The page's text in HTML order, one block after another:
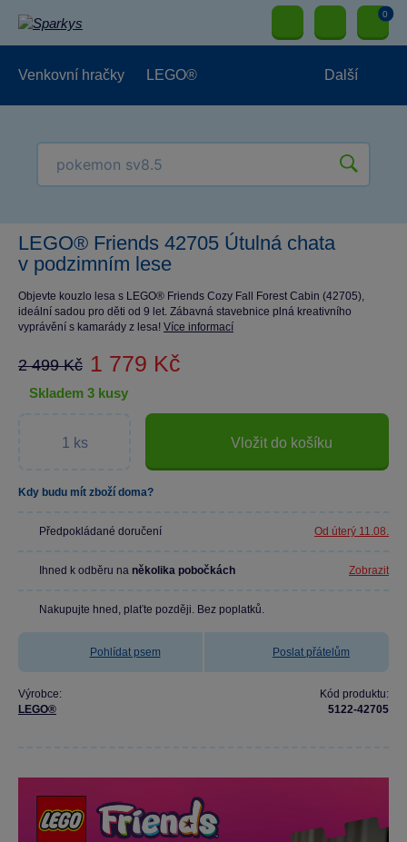
0
Venkovní hračky LEGO® Další
LEGO® Friends 42705 Útulná chata
v podzimním lese
Objevte kouzlo lesa s LEGO® Friends Cozy Fall Forest Cabin (42705),
ideální sadou pro děti od 9 let. Zábavná stavebnice plná kreativního
vyprávění s kamarády z lesa! Více informací
2 499 Kč 1 779 Kč
skladem 3 kusy
Vložit do košíku
Kdy budu mít zboží doma?
Předpokládané doručení Od úterý 11.08.
Ihned k odběru na několika pobočkách Zobrazit
Nakupujte hned, plaťte později. Bez poplatků.
Pohlídat psem Poslat přátelům
Výrobce:
LEGO®
Kód produktu:
5122-42705